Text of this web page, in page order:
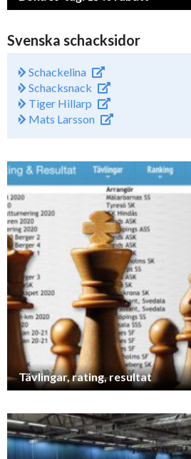
Svenska schacksidor
Schackelina
Schacksnack
Tiger Hillarp
Mats Larsson
Tävlingar, rating, resultat